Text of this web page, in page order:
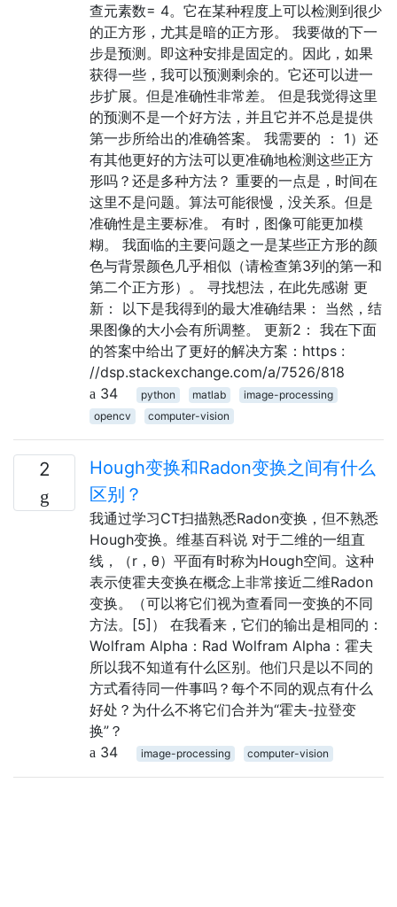
查元素数= 4。它在某种程度上可以检测到很少
的正方形，尤其是暗的正方形。 我要做的下一
步是预测。即这种安排是固定的。因此，如果
获得一些，我可以预测剩余的。它还可以进一
步扩展。但是准确性非常差。 但是我觉得这里
的预测不是一个好方法，并且它并不总是提供
第一步所给出的准确答案。 我需要的 ： 1）还
有其他更好的方法可以更准确地检测这些正方
形吗？还是多种方法？ 重要的一点是，时间在
这里不是问题。算法可能很慢，没关系。但是
准确性是主要标准。 有时，图像可能更加模
糊。 我面临的主要问题之一是某些正方形的颜
色与背景颜色几乎相似（请检查第3列的第一和
第二个正方形）。 寻找想法，在此先感谢 更
新： 以下是我得到的最大准确结果： 当然，结
果图像的大小会有所调整。 更新2： 我在下面
的答案中给出了更好的解决方案：https :
//dsp.stackexchange.com/a/7526/818
34
python matlab
image-processing
opencv
computer-vision
2
Hough变换和Radon变换之间有什么
区别？
我通过学习CT扫描熟悉Radon变换，但不熟悉
Hough变换。维基百科说 对于二维的一组直
线，（r，θ）平面有时称为Hough空间。这种
表示使霍夫变换在概念上非常接近二维Radon
变换。（可以将它们视为查看同一变换的不同
方法。[5]） 在我看来，它们的输出是相同的：
Wolfram Alpha：Rad Wolfram Alpha：霍夫
所以我不知道有什么区别。他们只是以不同的
方式看待同一件事吗？每个不同的观点有什么
好处？为什么不将它们合并为“霍夫-拉登变
换”？
34
image-processing computer-vision